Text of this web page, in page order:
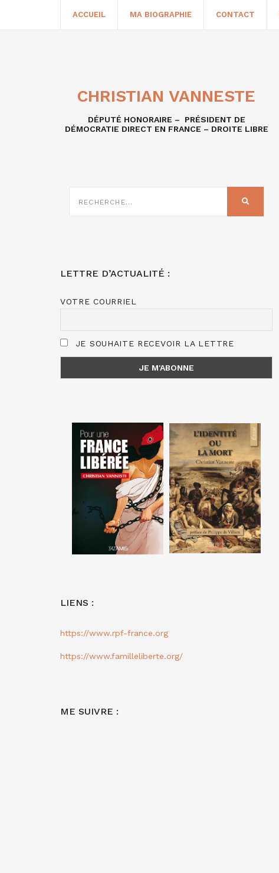
ACCUEIL MA BIOGRAPHIE CONTACT
CHRISTIAN VANNESTE
DÉPUTÉ HONORAIRE – PRÉSIDENT DE
DÉMOCRATIE DIRECT EN FRANCE – DROITE LIBRE
SUR
LETTRE D’ACTUALITÉ :
VOTRE COURRIEL
JE SOUHAITE RECEVOIR LA LETTRE
LIENS :
https://www.rpf-france.org
https://www.familleliberte.org/
ME SUIVRE :